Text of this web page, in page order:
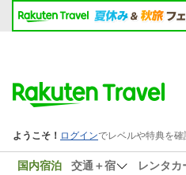
国内宿泊 交通＋宿 レンタカ